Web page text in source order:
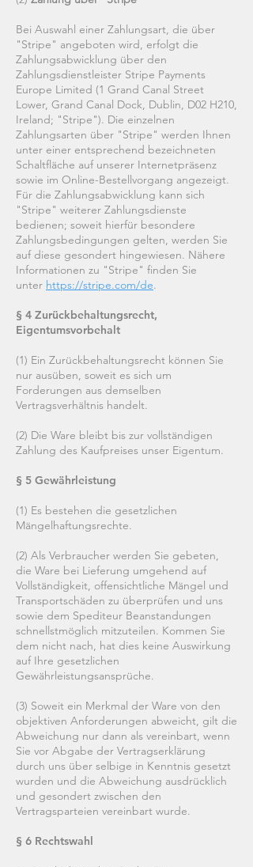
Bei Auswahl einer Zahlungsart, die über
"Stripe" angeboten wird, erfolgt die
Zahlungsabwicklung über den
Zahlungsdienstleister Stripe Payments
Europe Limited (1 Grand Canal Street
Lower, Grand Canal Dock, Dublin, D02 H210,
Ireland; "Stripe"). Die einzelnen
Zahlungsarten über "Stripe" werden Ihnen
unter einer entsprechend bezeichneten
Schaltfläche auf unserer Internetpräsenz
sowie im Online-Bestellvorgang angezeigt.
Für die Zahlungsabwicklung kann sich
"Stripe" weiterer Zahlungsdienste
bedienen; soweit hierfür besondere
Zahlungsbedingungen gelten, werden Sie
auf diese gesondert hingewiesen. Nähere
Informationen zu "Stripe" finden Sie
unter https://stripe.com/de.
§ 4 Zurückbehaltungsrecht,
Eigentumsvorbehalt
(1) Ein Zurückbehaltungsrecht können Sie
nur ausüben, soweit es sich um
Forderungen aus demselben
Vertragsverhältnis handelt.
(2) Die Ware bleibt bis zur vollständigen
Zahlung des Kaufpreises unser Eigentum.
§ 5 Gewährleistung
(1) Es bestehen die gesetzlichen
Mängelhaftungsrechte.
(2) Als Verbraucher werden Sie gebeten,
die Ware bei Lieferung umgehend auf
Vollständigkeit, offensichtliche Mängel und
Transportschäden zu überprüfen und uns
sowie dem Spediteur Beanstandungen
schnellstmöglich mitzuteilen. Kommen Sie
dem nicht nach, hat dies keine Auswirkung
auf Ihre gesetzlichen
Gewährleistungsansprüche.
(3) Soweit ein Merkmal der Ware von den
objektiven Anforderungen abweicht, gilt die
Abweichung nur dann als vereinbart, wenn
Sie vor Abgabe der Vertragserklärung
durch uns über selbige in Kenntnis gesetzt
wurden und die Abweichung ausdrücklich
und gesondert zwischen den
Vertragsparteien vereinbart wurde.
§ 6 Rechtswahl